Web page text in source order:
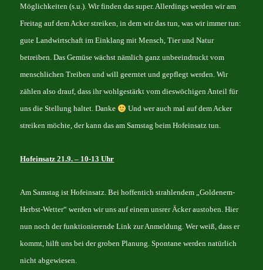
Möglichkeiten (s.u.). Wir finden das super. Allerdings werden wir am
Freitag auf dem Acker streiken, in dem wir das tun, was wir immer tun:
gute Landwirtschaft im Einklang mit Mensch, Tier und Natur
betreiben. Das Gemüse wächst nämlich ganz unbeeindruckt vom
menschlichen Treiben und will geerntet und gepflegt werden. Wir
zählen also drauf, dass ihr wohlgestärkt vom dieswöchigen Anteil für
uns die Stellung haltet. Danke
Und wer auch mal auf dem Acker
streiken möchte, der kann das am Samstag beim Hofeinsatz tun.
Hofeinsatz 21.9. – 10-13 Uhr
Am Samstag ist Hofeinsatz. Bei hoffentich strahlendem „Goldenem-
Herbst-Wetter“ werden wir uns auf einem unsrer Äcker austoben. Hier
nun noch der funktionierende Link zur Anmeldung. Wer weiß, dass er
kommt, hilft uns bei der groben Planung. Spontane werden natürlich
nicht abgewiesen.